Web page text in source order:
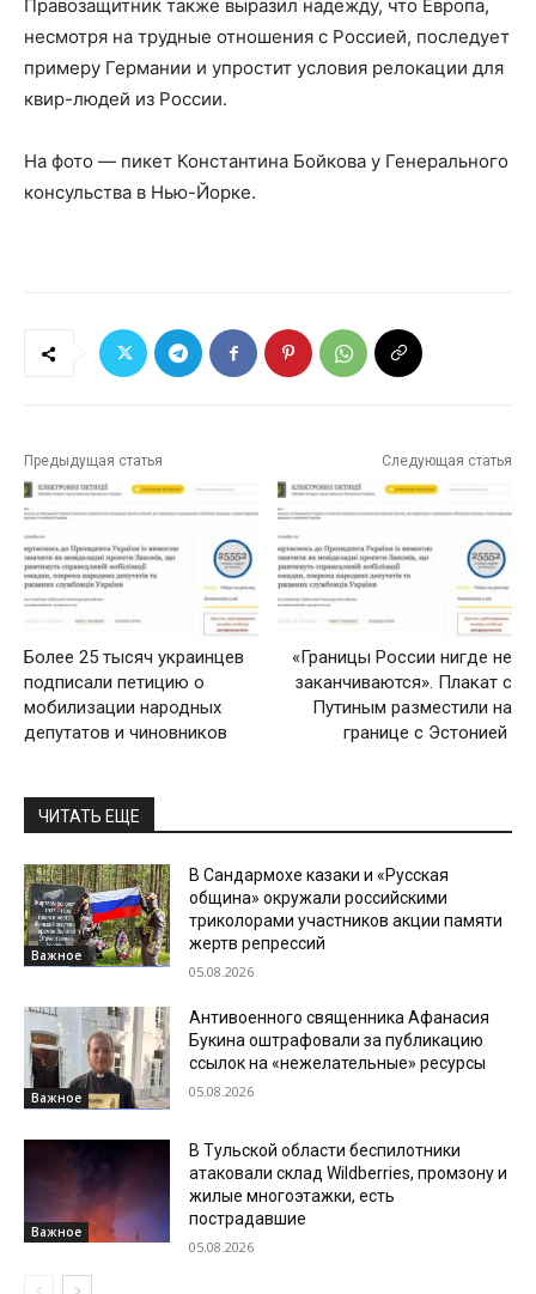
Правозащитник также выразил надежду, что Европа,
несмотря на трудные отношения с Россией, последует
примеру Германии и упростит условия релокации для
квир-людей из России.
На фото — пикет Константина Бойкова у Генерального
консульства в Нью-Йорке.
Предыдущая статья
Более 25 тысяч украинцев
подписали петицию о
мобилизации народных
депутатов и чиновников
Следующая статья
«Границы России нигде не
заканчиваются». Плакат с
Путиным разместили на
границе с Эстонией
ЧИТАТЬ ЕЩЕ
Важное
В Сандармохе казаки и «Русская
община» окружали российскими
триколорами участников акции памяти
жертв репрессий
05.08.2026
Важное
Антивоенного священника Афанасия
Букина оштрафовали за публикацию
ссылок на «нежелательные» ресурсы
05.08.2026
Важное
В Тульской области беспилотники
атаковали склад Wildberries, промзону и
жилые многоэтажки, есть
пострадавшие
05.08.2026